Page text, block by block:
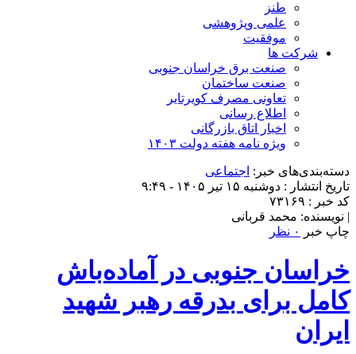
طنز
علمی وپژوهشی
موفقیت
شرکت ها
صنعت برق خراسان جنوبی
صنعت ساختمان
تعاونی مصرف کویرتایر
اطلاع رسانی
اخبار اتاق بازرگانی
ویژه نامه هفته دولت ۱۴۰۳
دسته‌بندی‌های خبر: اجتماعی
تاریخ انتشار : دوشنبه ۱۵ تیر ۱۴۰۵ - ۹:۴۹
کد خبر : ۷۳۱۶۹
| نویسنده: محمد قربانی
چاپ خبر
۰ نظر
خراسان جنوبی در آماده‌باش
کامل برای بدرقه رهبر شهید
ایران